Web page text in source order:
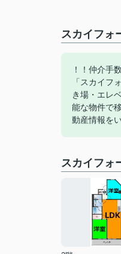
スカイフォ
！！仲介手
「スカイフ
き場・エレ
能な物件で
動産情報を
スカイフォ